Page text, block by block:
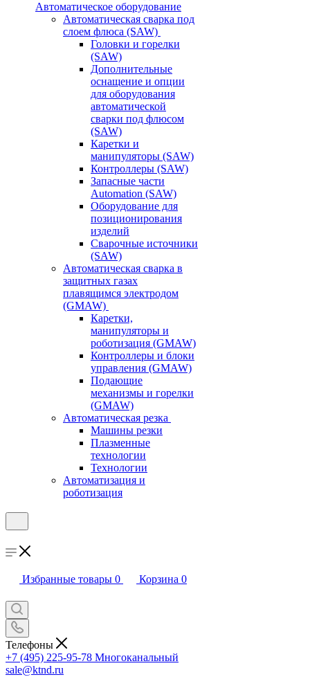
Автоматическое оборудование
Автоматическая сварка под
слоем флюса (SAW)
Головки и горелки
(SAW)
Дополнительные
оснащение и опции
для оборудования
автоматической
сварки под флюсом
(SAW)
Каретки и
манипуляторы (SAW)
Контроллеры (SAW)
Запасные части
Automation (SAW)
Оборудование для
позиционирования
изделий
Сварочные источники
(SAW)
Автоматическая сварка в
защитных газах
плавящимся электродом
(GMAW)
Каретки,
манипуляторы и
роботизация (GMAW)
Контроллеры и блоки
управления (GMAW)
Подающие
механизмы и горелки
(GMAW)
Автоматическая резка
Машины резки
Плазменные
технологии
Технологии
Автоматизация и
роботизация
Избранные товары 0 Корзина 0
Телефоны
+7 (495) 225-95-78 Многоканальный
sale@ktnd.ru